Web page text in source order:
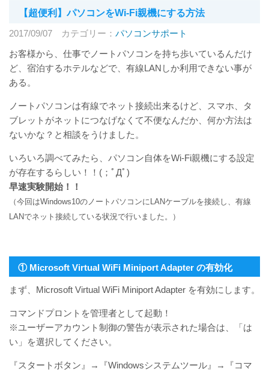
【超便利】パソコンをWi-Fi親機にする方法
2017/09/07 カテゴリー： パソコンサポート
お客様から、仕事でノートパソコンを持ち歩いているんだけ
ど、宿泊するホテルなどで、有線LANしか利用できない事が
ある。
ノートパソコンは有線でネット接続出来るけど、スマホ、タ
ブレットがネットにつなげなくて不便なんだか、何か方法は
ないかな？と相談をうけました。
いろいろ調べてみたら、パソコン自体をWi-Fi親機にする設定
が存在するらしい！！(；ﾟДﾟ)
早速実験開始！！
（今回はWindows10のノートパソコンにLANケーブルを接続し、有線
LANでネット接続している状況で行いました。）
① Microsoft Virtual WiFi Miniport Adapter の有効化
まず、Microsoft Virtual WiFi Miniport Adapter を有効にします。
コマンドプロントを管理者として起動！
※ユーザーアカウント制御の警告が表示された場合は、「は
い」を選択してください。
『スタートボタン』→『Windowsシステムツール』→『コマ